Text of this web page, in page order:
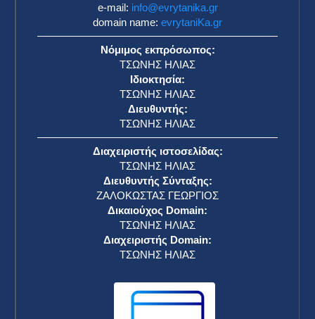
e-mail: info@evrytanika.gr
domain name: evrytaniKa.gr
Νόμιμος εκπρόσωπος:
ΤΣΩΝΗΣ ΗΛΙΑΣ
Ιδιοκτησία:
ΤΣΩΝΗΣ ΗΛΙΑΣ
Διευθυντής:
ΤΣΩΝΗΣ ΗΛΙΑΣ
Διαχειριστής ιστοσελίδας:
ΤΣΩΝΗΣ ΗΛΙΑΣ
Διευθυντής Σύνταξης:
ΖΑΛΟΚΩΣΤΑΣ ΓΕΩΡΓΙΟΣ
Δικαιούχος Domain:
ΤΣΩΝΗΣ ΗΛΙΑΣ
Διαχειριστής Domain:
ΤΣΩΝΗΣ ΗΛΙΑΣ